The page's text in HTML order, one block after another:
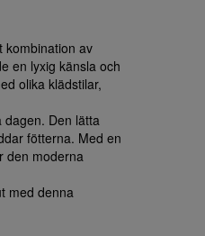
kombination av
en lyxig känsla och
olika klädstilar,
dagen. Den lätta
fötterna. Med en
den moderna
med denna